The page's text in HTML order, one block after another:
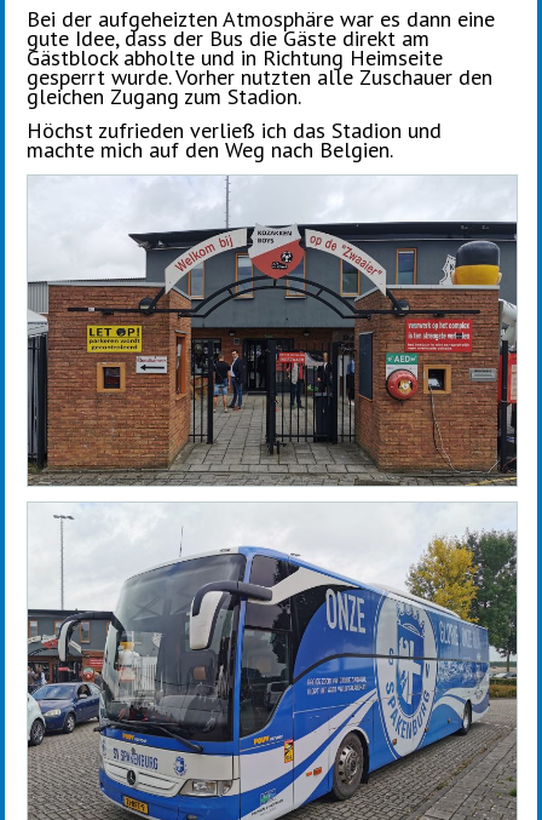
Bei der aufgeheizten Atmosphäre war es dann eine
gute Idee, dass der Bus die Gäste direkt am
Gästblock abholte und in Richtung Heimseite
gesperrt wurde. Vorher nutzten alle Zuschauer den
gleichen Zugang zum Stadion.
Höchst zufrieden verließ ich das Stadion und
machte mich auf den Weg nach Belgien.